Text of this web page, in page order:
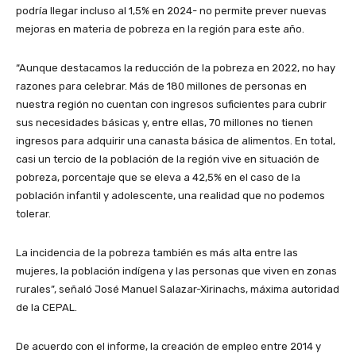
podría llegar incluso al 1,5% en 2024- no permite prever nuevas
mejoras en materia de pobreza en la región para este año.
“Aunque destacamos la reducción de la pobreza en 2022, no hay
razones para celebrar. Más de 180 millones de personas en
nuestra región no cuentan con ingresos suficientes para cubrir
sus necesidades básicas y, entre ellas, 70 millones no tienen
ingresos para adquirir una canasta básica de alimentos. En total,
casi un tercio de la población de la región vive en situación de
pobreza, porcentaje que se eleva a 42,5% en el caso de la
población infantil y adolescente, una realidad que no podemos
tolerar.
La incidencia de la pobreza también es más alta entre las
mujeres, la población indígena y las personas que viven en zonas
rurales”, señaló José Manuel Salazar-Xirinachs, máxima autoridad
de la CEPAL.
De acuerdo con el informe, la creación de empleo entre 2014 y